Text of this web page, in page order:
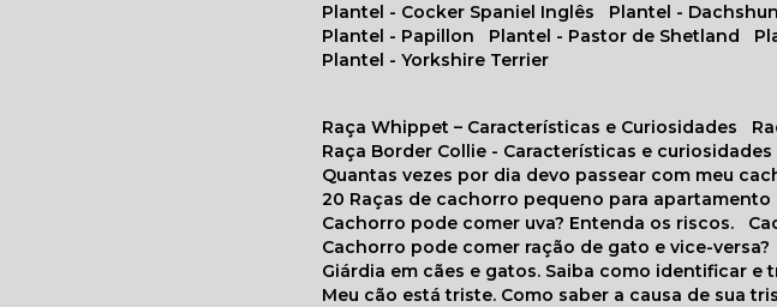
Plantel - Cocker Spaniel Inglês
Plantel -
Plantel - Papillon
Plantel - Pastor de Shetland
Plantel - Yorkshire Terrier
Raça Whippet – Características e Curiosidades
Raça Border Collie - Características e curiosidades
Quantas vezes por dia devo passear com meu
20 Raças de cachorro pequeno para apartamento
Cachorro pode comer uva? Entenda os riscos.
Cachorro pode comer ração de gato e vice-versa?
Giárdia em cães e gatos. Saiba como identificar e
Meu cão está triste. Como saber a causa de sua